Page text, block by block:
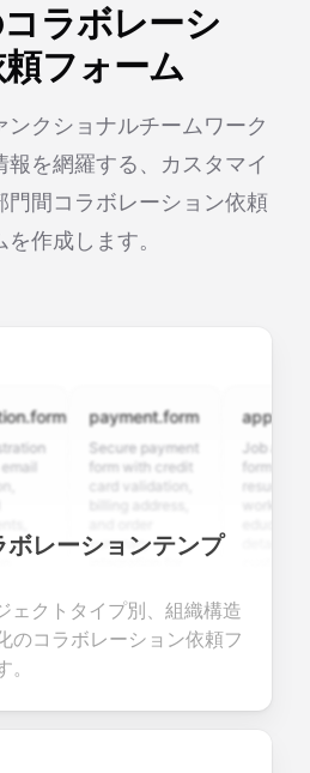
ラボレーシ
頼フォーム
クショナルチームワーク
報を網羅する、カスタマイ
門間コラボレーション依頼
を作成します。
payment.form
Secure payment
form with credit
card validation,
summary
commerce
transactions.
Job
form with
resume
details, and
questions for
efficient
candidate
ボレーションテンプ
ェクトタイプ別、組織構造
のコラボレーション依頼フ